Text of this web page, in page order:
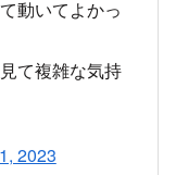
動いてよかっ
て複雑な気持
2023